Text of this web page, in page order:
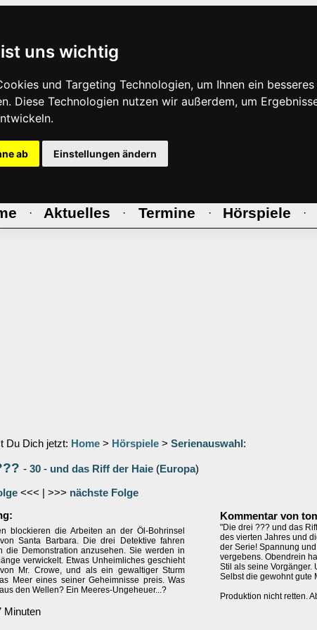
uns wichtig
und Targeting Technologien, um Ihnen ein
Diese Technologien nutzen wir außerdem, um
ab Einstellungen ändern
· Aktuelles · Termine · Hörspiele ·
Du Dich jetzt: Home > Hörspiele > Serienauswahl :
- 30 - und das Riff der Haie (Europa)
<<< | >>> nächste Folge
blockieren die Arbeiten an der Öl-Bohrinsel
Santa Barbara. Die drei Detektive fahren
die Demonstration anzusehen. Sie werden in
verwickelt. Etwas Unheimliches geschieht
Mr. Crowe, und als ein gewaltiger Sturm
Meer eines seiner Geheimnisse preis. Was
den Wellen? Ein Meeres-Ungeheuer...?
Minuten
Kommentar von
"Die drei ??? und das
des vierten Jahres und
der Serie! Spannung
vergebens. Obendrein
Stil als seine Vorgänger.
Selbst die gewohnt gute
Produktion nicht retten.